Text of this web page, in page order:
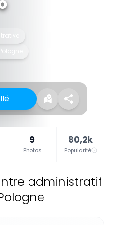
9
Photos
80,2k
Popularité
administratif